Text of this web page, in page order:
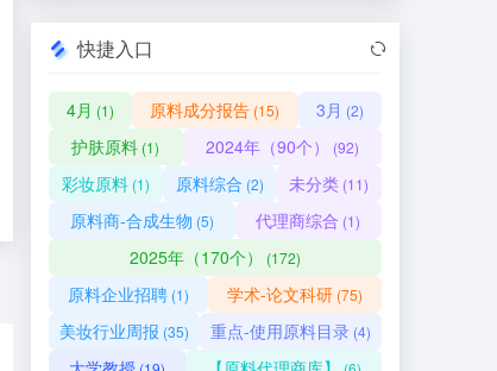
快捷入口
4月 (1) 原料成分报告 (15) 3月 (2)
护肤原料 (1) 2024年（90个） (92)
彩妆原料(1) 原料综合 (2) 未分类 (11)
原料商-合成生物 (5) 代理商综合 (1)
2025年（170个） (172)
原料企业招聘 (1) 学术-论文科研 (75)
美妆行业周报 (35) 重点-使用原料目录 (4)